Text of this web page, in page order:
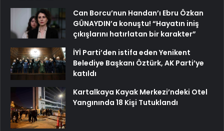
Can Borcu’nun Handan’ı Ebru Özkan
GÜNAYDIN’a konuştu! “Hayatın iniş
çıkışlarını hatırlatan bir karakter”
İYİ Parti’den istifa eden Yenikent
Belediye Başkanı Öztürk, AK Parti’ye
katıldı
Kartalkaya Kayak Merkezi’ndeki Otel
Yangınında 18 Kişi Tutuklandı